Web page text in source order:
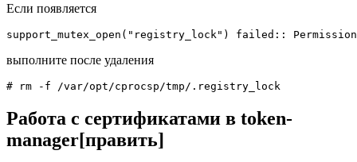
Если появляется
support_mutex_open("registry_lock") failed::
выполните после удаления
# rm -f /var/opt/cprocsp/tmp/.registry_lock
Работа с сертификатами в token-
manager[править]